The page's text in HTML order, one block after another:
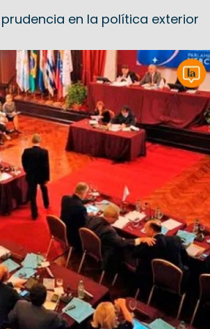
en la política exterior